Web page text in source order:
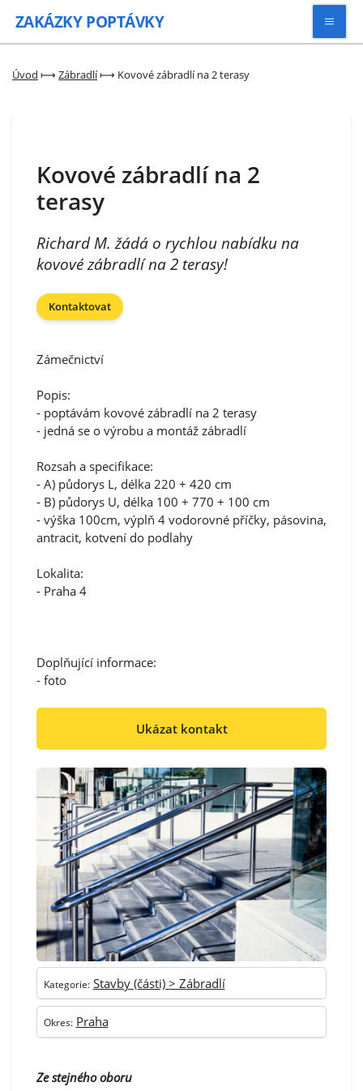
ZAKÁZKY POPTÁVKY
Vyhledávat
Kategorie
Úvod ⟼ Zábradlí⟼ Kovové zábradlí na 2 terasy
Kovové zábradlí na 2
terasy
Richard M. žádá o rychlou nabídku na
kovové zábradlí na 2 terasy!
Kontaktovat
Zámečnictví
Popis:
- poptávám kovové zábradlí na 2 terasy
- jedná se o výrobu a montáž zábradlí
Rozsah a specifikace:
- A) půdorys L, délka 220 + 420 cm
- B) půdorys U, délka 100 + 770 + 100 cm
- výška 100cm, výplň 4 vodorovné příčky, pásovina,
antracit, kotvení do podlahy
Lokalita:
- Praha 4
Doplňující informace:
- foto
Ukázat kontakt
Kategorie: Stavby (části) > Zábradlí
Okres: Praha
Ze stejného oboru